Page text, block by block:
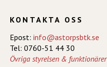
KONTAKTA OSS
Epost: info@astorpsbtk.se
Tel: 0760-51 44 30
Övriga styrelsen & funktionärer